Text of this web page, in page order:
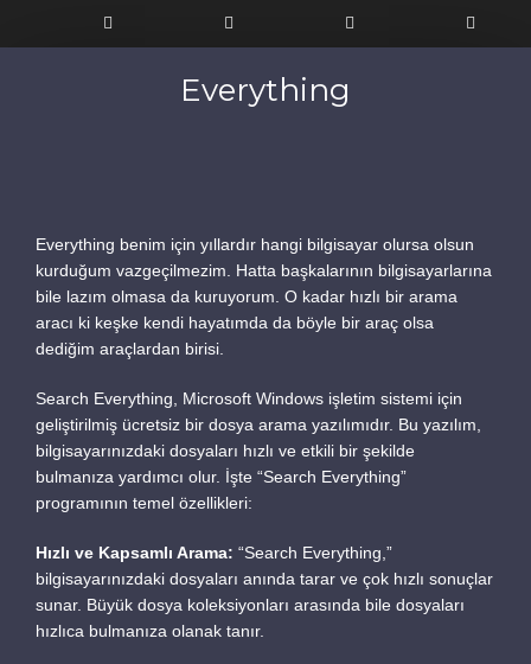
Bana Dair
SSS
Blog
İletişim
Çağdaş Cam Halka Arz Süreci ve Detayları
Kurumsal ve Kurumsal Olmayan Şirketler: Çalışma
Şekilleri ve Yasal Süreçler
Global Kodlama ve Özelleştirilmiş Kodlama
Arasındaki Farklar
Kategoriler
Diziler
Eklentiler
Filmler
Oğuzhan Serdenci
Everything
Everything benim için yıllardır hangi bilgisayar olursa olsun
kurduğum vazgeçilmezim. Hatta başkalarının bilgisayarlarına
bile lazım olmasa da kuruyorum. O kadar hızlı bir arama
aracı ki keşke kendi hayatımda da böyle bir araç olsa
dediğim araçlardan birisi.
Search Everything, Microsoft Windows işletim sistemi için
geliştirilmiş ücretsiz bir dosya arama yazılımıdır. Bu yazılım,
bilgisayarınızdaki dosyaları hızlı ve etkili bir şekilde
bulmanıza yardımcı olur. İşte “Search Everything”
programının temel özellikleri:
Hızlı ve Kapsamlı Arama: “Search Everything,”
bilgisayarınızdaki dosyaları anında tarar ve çok hızlı sonuçlar
sunar. Büyük dosya koleksiyonları arasında bile dosyaları
hızlıca bulmanıza olanak tanır.